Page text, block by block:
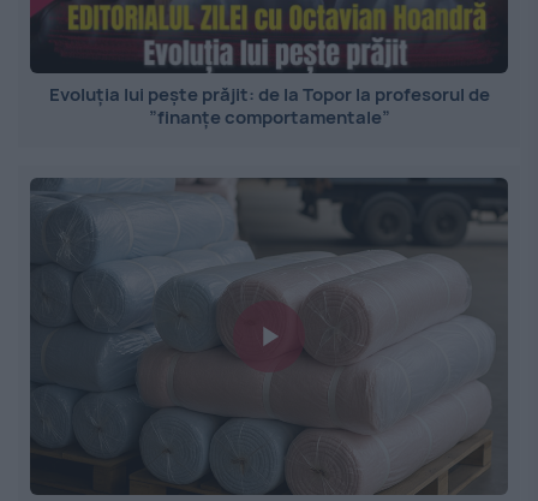
Evoluția lui pește prăjit: de la Topor la profesorul de
”finanțe comportamentale”